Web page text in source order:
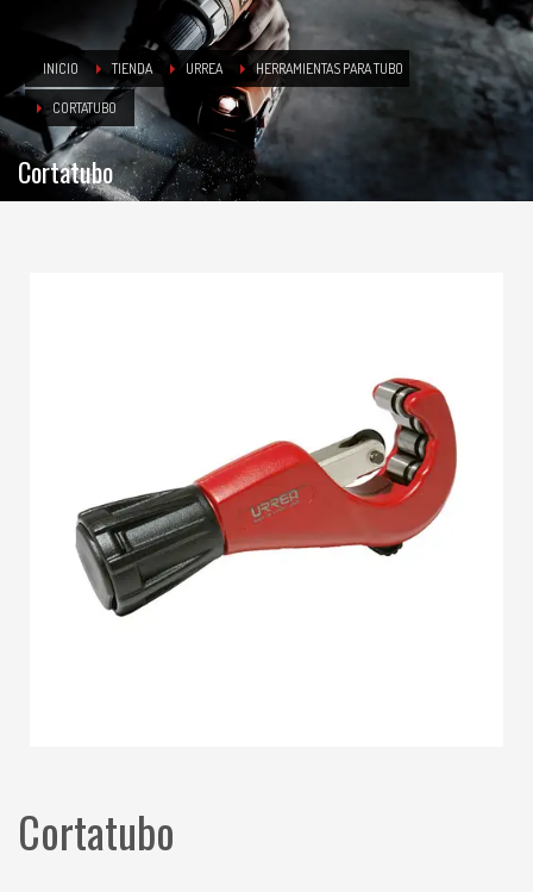
INICIO TIENDA URREA HERRAMIENTAS PARA TUBO
CORTATUBO
Cortatubo
Cortatubo